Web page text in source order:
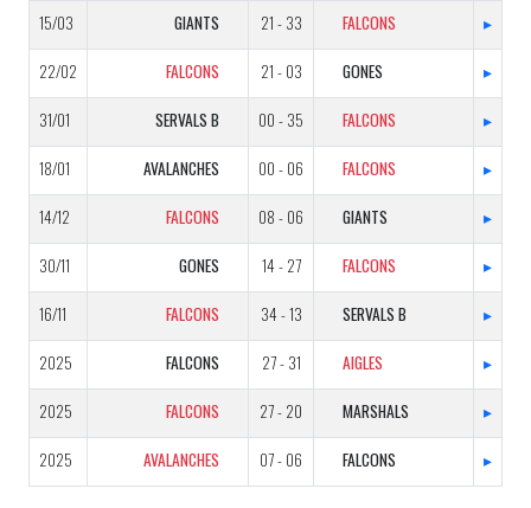
15/03
GIANTS 21 - 33 FALCONS ▸
22/02 FALCONS 21 - 03 GONES ▸
31/01 SERVALS B 00 - 35 FALCONS ▸
18/01 AVALANCHES 00 - 06 FALCONS ▸
14/12 FALCONS 08 - 06 GIANTS ▸
30/11 GONES 14 - 27 FALCONS ▸
16/11 FALCONS 34 - 13 SERVALS B ▸
2025 FALCONS 27 - 31 AIGLES ▸
2025 FALCONS 27 - 20 MARSHALS ▸
2025 AVALANCHES 07 - 06 FALCONS ▸